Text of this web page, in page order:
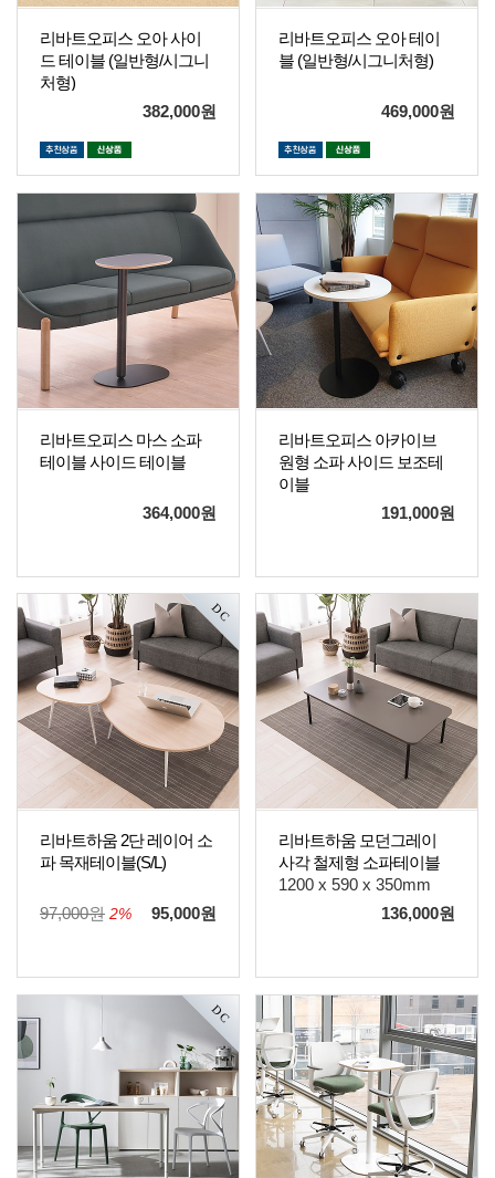
리바트오피스 오아 사이
드 테이블 (일반형/시그니
처형)
382,000원
리바트오피스 오아 테이
블 (일반형/시그니처형)
469,000원
리바트오피스 마스 소파
테이블 사이드 테이블
364,000원
리바트오피스 아카이브
원형 소파 사이드 보조테
이블
191,000원
DC
리바트하움 2단 레이어 소
파 목재테이블(S/L)
97,000원 2% 95,000원
리바트하움 모던그레이
사각 철제형 소파테이블
1200 x 590 x 350mm
136,000원
DC